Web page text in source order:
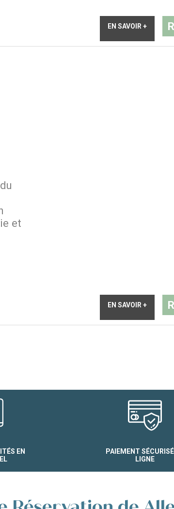
EN SAVOIR +
et
EN SAVOIR +
EN
PAIEMENT SÉCURISÉ
LIGNE